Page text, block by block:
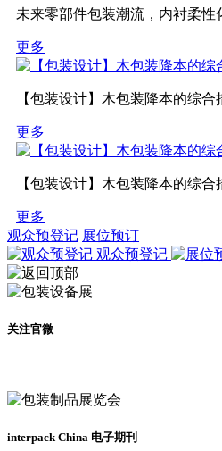
未来零部件包装潮流，内衬柔性
更多
【包装设计】木包装降本的综合
更多
【包装设计】木包装降本的综合
更多
观众预登记 展位预订
观众预登记
关注官微
interpack China 电子期刊